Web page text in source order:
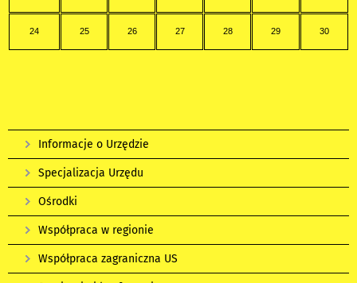
24 25 26 27 28 29 30
Informacje o Urzędzie
Specjalizacja Urzędu
Ośrodki
Współpraca w regionie
Współpraca zagraniczna US